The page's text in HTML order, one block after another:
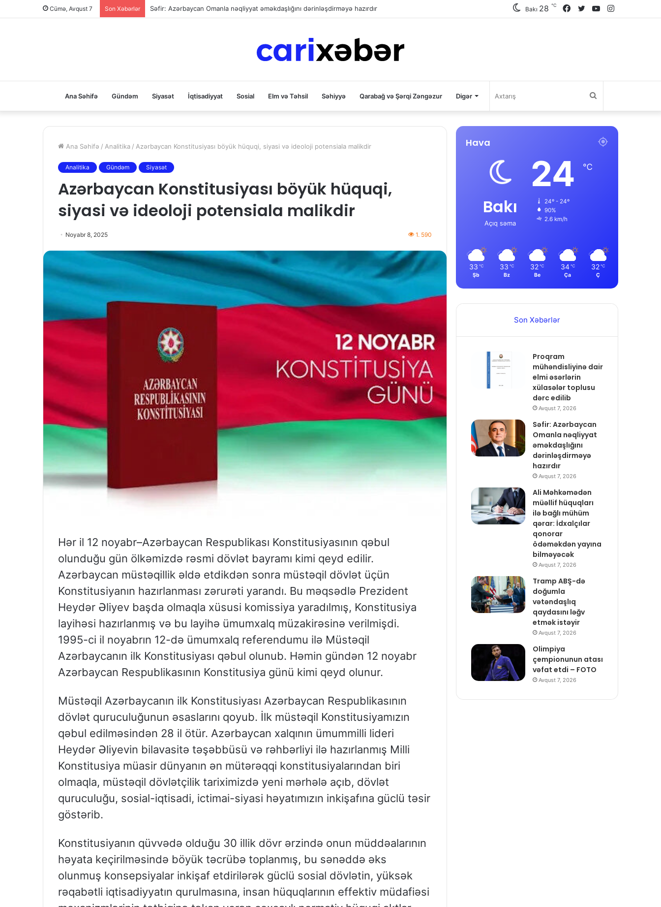
Cümə, Avqust 7 Son Xəbərlər Səfir: Azərbaycan Omanla nəqliyyat əməkdaşlığını dərinləşdirməyə hazırdır YouTube
Twitter
Facebook
Bakı 28 ℃
Ana Səhifə Gündəm Siyasət İqtisadiyyat Sosial Elm və Təhsil Səhiyyə Qarabağ və Şərqi Zəngəzur Digər Axtarış
Ana Səhifə / Analitika / Azərbaycan Konstitusiyası böyük hüquqi, siyasi və ideoloji potensiala malikdir
Analitika Gündəm Siyasət
Azərbaycan Konstitusiyası böyük hüquqi,
siyasi və ideoloji potensiala malikdir
Noyabr 8, 2025 1. 590
Hər il 12 noyabr–Azərbaycan Respublikası Konstitusiyasının qəbul
olunduğu gün ölkəmizdə rəsmi dövlət bayramı kimi qeyd edilir.
Azərbaycan müstəqillik əldə etdikdən sonra müstəqil dövlət üçün
Konstitusiyanın hazırlanması zərurəti yarandı. Bu məqsədlə Prezident
Heydər Əliyev başda olmaqla xüsusi komissiya yaradılmış, Konstitusiya
layihəsi hazırlanmış və bu layihə ümumxalq müzakirəsinə verilmişdi.
1995-ci il noyabrın 12-də ümumxalq referendumu ilə Müstəqil
Azərbaycanın ilk Konstitusiyası qəbul olunub. Həmin gündən 12 noyabr
Azərbaycan Respublikasının Konstitusiya günü kimi qeyd olunur.
Müstəqil Azərbaycanın ilk Konstitusiyası Azərbaycan Respublikasının
dövlət quruculuğunun əsaslarını qoyub. İlk müstəqil Konstitusiyamızın
qəbul edilməsindən 28 il ötür. Azərbaycan xalqının ümummilli lideri
Heydər Əliyevin bilavasitə təşəbbüsü və rəhbərliyi ilə hazırlanmış Milli
Konstitusiya müasir dünyanın ən mütərəqqi konstitusiyalarından biri
olmaqla, müstəqil dövlətçilik tariximizdə yeni mərhələ açıb, dövlət
quruculuğu, sosial-iqtisadi, ictimai-siyasi həyatımızın inkişafına güclü təsir
göstərib.
Konstitusiyanın qüvvədə olduğu 30 illik dövr ərzində onun müddəalarının
həyata keçirilməsində böyük təcrübə toplanmış, bu sənəddə əks
olunmuş konsepsiyalar inkişaf etdirilərək güclü sosial dövlətin, yüksək
rəqabətli iqtisadiyyatın qurulmasına, insan hüquqlarının effektiv müdafiəsi
Hava
Bakı
Açıq səma
24 ℃
24º - 24º
90%
2.6 km/h
33 ℃
Şb
33 ℃
Bz
32 ℃
Be
34 ℃
Ça
32 ℃
Ç
Son Xəbərlər
Proqram
mühəndisliyinə dair
elmi əsərlərin
xülasələr toplusu
dərc edilib
Avqust 7, 2026
Səfir: Azərbaycan
Omanla nəqliyyat
əməkdaşlığını
dərinləşdirməyə
hazırdır
Avqust 7, 2026
Ali Məhkəmədən
müəllif hüquqları
ilə bağlı mühüm
qərar: İdxalçılar
qonorar
ödəməkdən yayına
bilməyəcək
Avqust 7, 2026
Tramp ABŞ-də
doğumla
vətəndaşlıq
qaydasını ləğv
etmək istəyir
Avqust 7, 2026
Olimpiya
çempionunun atası
vəfat etdi – FOTO
Avqust 7, 2026